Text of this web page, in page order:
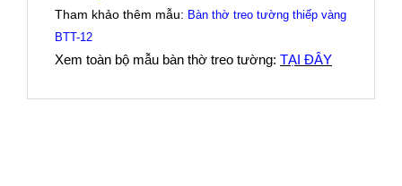
Tham khảo thêm mẫu: Bàn thờ treo tường thiếp vàng
BTT-12
Xem toàn bộ mẫu bàn thờ treo tường: TẠI ĐÂY